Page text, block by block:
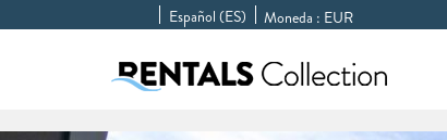
Español (ES) Moneda : EUR